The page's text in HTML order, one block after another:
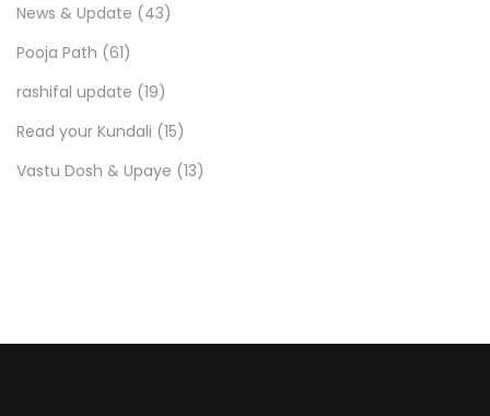
News & Update (43)
Pooja Path (61)
rashifal update (19)
Read your Kundali (15)
Vastu Dosh & Upaye (13)